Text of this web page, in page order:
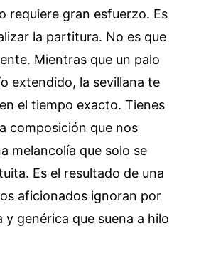
requiere gran esfuerzo. Es
la partitura. No es que
Mientras que un palo
extendido, la sevillana te
el tiempo exacto. Tienes
composición que nos
melancolía que solo se
Es el resultado de una
aficionados ignoran por
genérica que suena a hilo